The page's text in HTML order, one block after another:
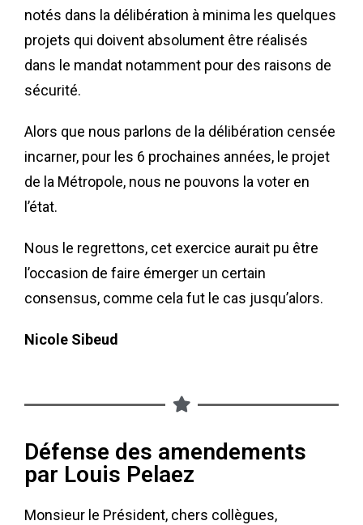
notés dans la délibération à minima les quelques
projets qui doivent absolument être réalisés
dans le mandat notamment pour des raisons de
sécurité.
Alors que nous parlons de la délibération censée
incarner, pour les 6 prochaines années, le projet
de la Métropole, nous ne pouvons la voter en
l’état.
Nous le regrettons, cet exercice aurait pu être
l’occasion de faire émerger un certain
consensus, comme cela fut le cas jusqu’alors.
Nicole Sibeud
Défense des amendements
par Louis Pelaez
Monsieur le Président, chers collègues,